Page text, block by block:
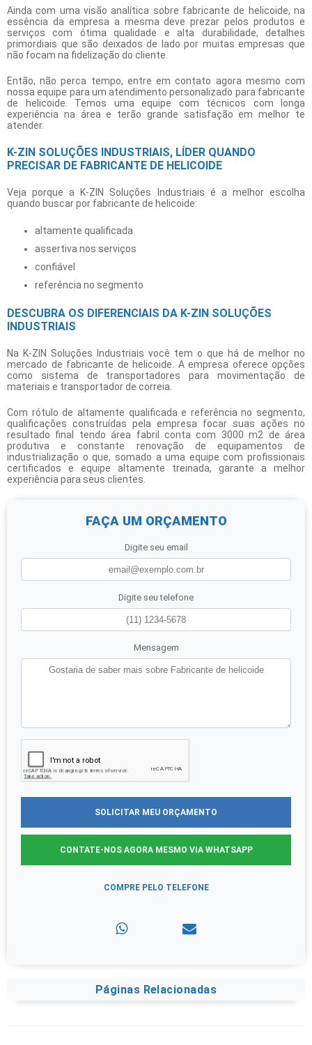
Ainda com uma visão analítica sobre fabricante de helicoide, na
essência da empresa a mesma deve prezar pelos produtos e
serviços com ótima qualidade e alta durabilidade, detalhes
primordiais que são deixados de lado por muitas empresas que
não focam na fidelização do cliente.
Então, não perca tempo, entre em contato agora mesmo com
nossa equipe para um atendimento personalizado para fabricante
de helicoide . Temos uma equipe com técnicos com longa
experiência na área e terão grande satisfação em melhor te
atender.
K-ZIN SOLUÇÕES INDUSTRIAIS, LÍDER QUANDO
PRECISAR DE FABRICANTE DE HELICOIDE
Veja porque a K-ZIN Soluções Industriais é a melhor escolha
quando buscar por fabricante de helicoide:
altamente qualificada
assertiva nos serviços
confiável
referência no segmento
DESCUBRA OS DIFERENCIAIS DA K-ZIN SOLUÇÕES
INDUSTRIAIS
Na K-ZIN Soluções Industriais você tem o que há de melhor no
mercado de fabricante de helicoide . A empresa oferece opções
como sistema de transportadores para movimentação de
materiais e transportador de correia.
Com rótulo de altamente qualificada e referência no segmento,
qualificações construídas pela empresa focar suas ações no
resultado final tendo área fabril conta com 3000 m2 de área
produtiva e constante renovação de equipamentos de
industrialização o que, somado a uma equipe com profissionais
certificados e equipe altamente treinada, garante a melhor
experiência para seus clientes.
FAÇA UM ORÇAMENTO
Digite seu email
Digite seu telefone
Mensagem
SOLICITAR MEU ORÇAMENTO
CONTATE-NOS AGORA MESMO VIA WHATSAPP
COMPRE PELO TELEFONE
Páginas Relacionadas